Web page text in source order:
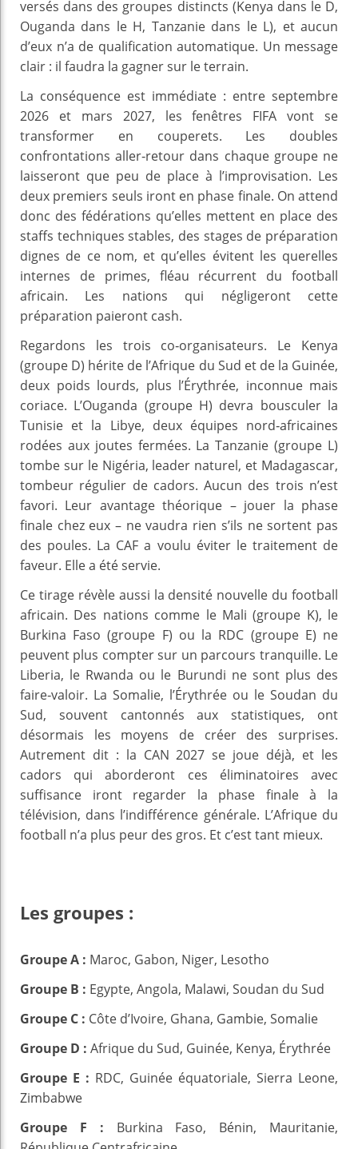
versés dans des groupes distincts (Kenya dans le D,
Ouganda dans le H, Tanzanie dans le L), et aucun
d’eux n’a de qualification automatique. Un message
clair : il faudra la gagner sur le terrain.
La conséquence est immédiate : entre septembre
2026 et mars 2027, les fenêtres FIFA vont se
transformer en couperets. Les doubles
confrontations aller‑retour dans chaque groupe ne
laisseront que peu de place à l’improvisation. Les
deux premiers seuls iront en phase finale. On attend
donc des fédérations qu’elles mettent en place des
staffs techniques stables, des stages de préparation
dignes de ce nom, et qu’elles évitent les querelles
internes de primes, fléau récurrent du football
africain. Les nations qui négligeront cette
préparation paieront cash.
Regardons les trois co‑organisateurs. Le Kenya
(groupe D) hérite de l’Afrique du Sud et de la Guinée,
deux poids lourds, plus l’Érythrée, inconnue mais
coriace. L’Ouganda (groupe H) devra bousculer la
Tunisie et la Libye, deux équipes nord‑africaines
rodées aux joutes fermées. La Tanzanie (groupe L)
tombe sur le Nigéria, leader naturel, et Madagascar,
tombeur régulier de cadors. Aucun des trois n’est
favori. Leur avantage théorique – jouer la phase
finale chez eux – ne vaudra rien s’ils ne sortent pas
des poules. La CAF a voulu éviter le traitement de
faveur. Elle a été servie.
Ce tirage révèle aussi la densité nouvelle du football
africain. Des nations comme le Mali (groupe K), le
Burkina Faso (groupe F) ou la RDC (groupe E) ne
peuvent plus compter sur un parcours tranquille. Le
Liberia, le Rwanda ou le Burundi ne sont plus des
faire‑valoir. La Somalie, l’Érythrée ou le Soudan du
Sud, souvent cantonnés aux statistiques, ont
désormais les moyens de créer des surprises.
Autrement dit : la CAN 2027 se joue déjà, et les
cadors qui aborderont ces éliminatoires avec
suffisance iront regarder la phase finale à la
télévision, dans l’indifférence générale. L’Afrique du
football n’a plus peur des gros. Et c’est tant mieux.
Les groupes :
Groupe A : Maroc, Gabon, Niger, Lesotho
Groupe B : Egypte, Angola, Malawi, Soudan du Sud
Groupe C : Côte d’Ivoire, Ghana, Gambie, Somalie
Groupe D : Afrique du Sud, Guinée, Kenya, Érythrée
Groupe E : RDC, Guinée équatoriale, Sierra Leone,
Zimbabwe
Groupe F : Burkina Faso, Bénin, Mauritanie,